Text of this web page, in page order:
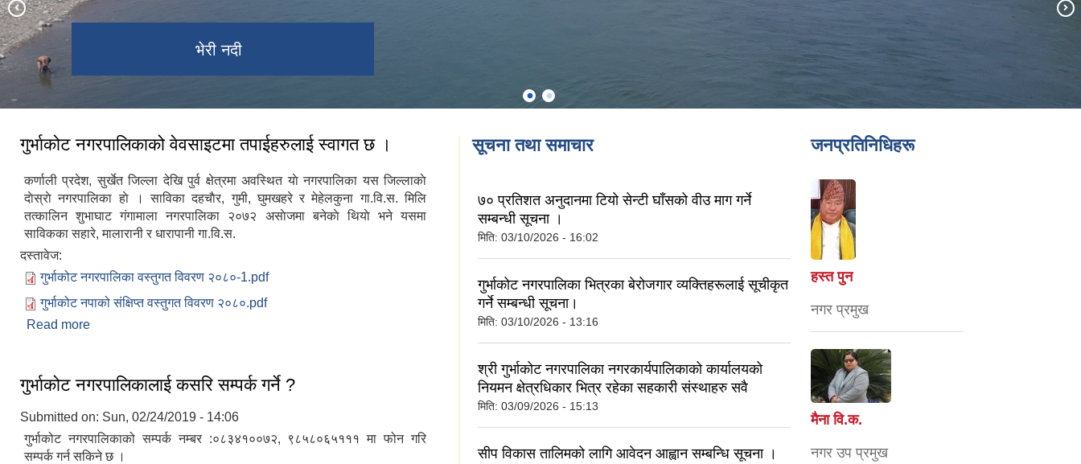
भेरी नदी
दह ताल
गुर्भाकोट नगरपालिकाको वेवसाइटमा तपाईहरुलाई स्वागत छ ।
कर्णाली प्रदेश, सुर्खेत जिल्ला देखि पुर्व क्षेत्रमा अवस्थित याे नगरपालिका यस जिल्लाकाे
दाेस्राे नगरपालिका हाे । साविका दहचाैर, गुमी, घुमखहरे र मेहेलकुना गा.वि.स. मिलि
तत्कालिन शुभाघाट ग‌ंगामाला नगरपालिका २०७२ असाेजमा बनेकाे थियाे भने यसमा
साविकका सहारे, मालारानी र धारापानी गा.वि.स.
दस्तावेज:
गुर्भाकोट नगरपालिका वस्तुगत विवरण २०८०-1.pdf
गुर्भाकोट नपाको संक्षिप्त वस्तुगत विवरण २०८०.pdf
Read more
गुर्भाकोट नगरपालिकालाई कसरि सम्पर्क गर्ने ?
Submitted on: Sun, 02/24/2019 - 14:06
गुर्भाकोट नगरपालिकाको सम्पर्क नम्बर :०८३४१००७२, ९८५८०६५१११ मा फोन गरि
सम्पर्क गर्न सकिने छ ।
सूचना तथा समाचार
७० प्रतिशत अनुदानमा टियो सेन्टी घाँसको वीउ माग गर्ने
सम्बन्धी सूचना ।
मिति: 03/10/2026 - 16:02
गुर्भाकोट नगरपालिका भित्रका बेरोजगार व्यक्तिहरूलाई सूचीकृत
गर्ने सम्बन्धी सूचना।
मिति: 03/10/2026 - 13:16
श्री गुर्भाकोट नगरपालिका नगरकार्यपालिकाको कार्यालयको
नियमन क्षेत्रधिकार भित्र रहेका सहकारी संस्थाहरु सवै
मिति: 03/09/2026 - 15:13
सीप विकास तालिमको लागि आवेदन आह्वान सम्बन्धि सूचना ।
जनप्रतिनिधिहरू
हस्त पुन
नगर प्रमुख
मैना वि‍.क.
नगर उप प्रमुख